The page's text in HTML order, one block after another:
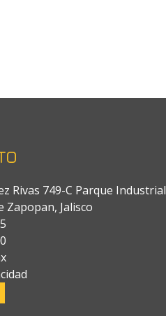
Rivas 749-C Parque Industrial
Zapopan, Jalisco